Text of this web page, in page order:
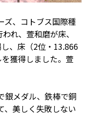
ズ、コトブス国際種
れ、萱和磨が床、
、床（2位・13.866
獲得しました。萱
銀メダル、鉄棒で銅
、美しく失敗しない